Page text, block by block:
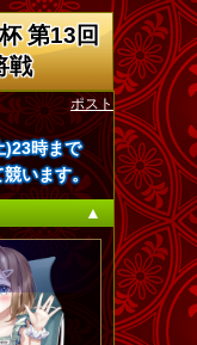
第13回
戦
ポスト
)23時まで
競います。
▲